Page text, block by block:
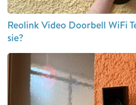
Reolink Video Doorbell WiFi
sie?